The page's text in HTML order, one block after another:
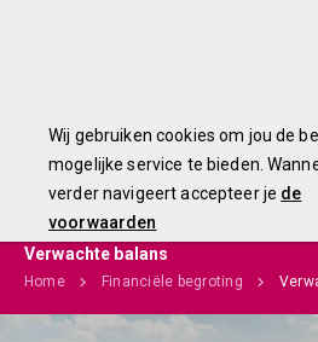
Verwachte balans
Home Financiële begroting
Wij gebruiken cookies om jou de
mogelijke service te bieden.
verder navigeert accepteer je de
voorwaarden